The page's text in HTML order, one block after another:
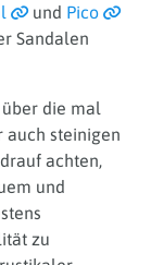
und Pico
Sandalen
die mal
auch steinigen
achten,
und
zu